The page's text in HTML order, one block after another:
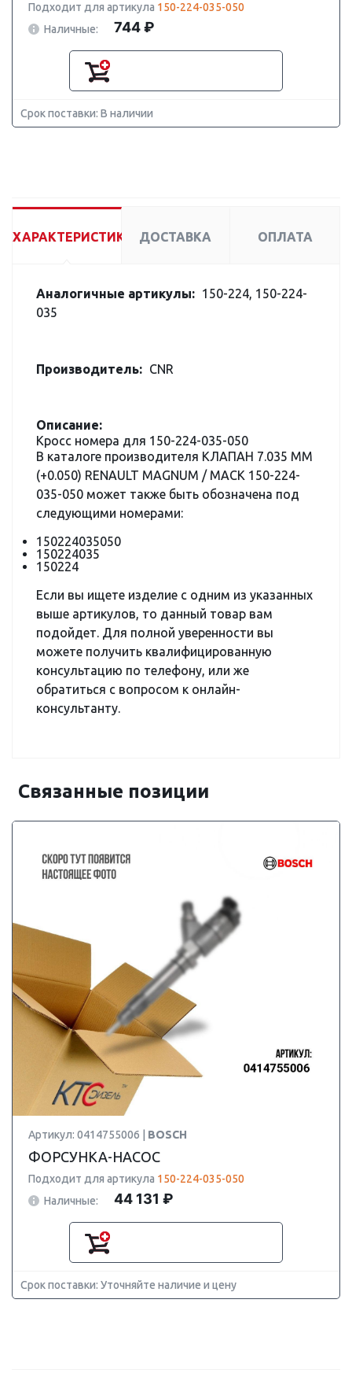
Подходит для артикула 150-224-035-050
Наличные:
744 ₽
Срок поставки: В наличии
ХАРАКТЕРИСТИКИ ДОСТАВКА ОПЛАТА
Аналогичные артикулы: 150-224, 150-224-
035
Производитель: CNR
Описание:
Кросс номера для 150-224-035-050
В каталоге производителя КЛАПАН 7.035 ММ
(+0.050) RENAULT MAGNUM / MACK 150-224-
035-050 может также быть обозначена под
следующими номерами:
150224035050
150224035
150224
Если вы ищете изделие с одним из указанных
выше артикулов, то данный товар вам
подойдет. Для полной уверенности вы
можете получить квалифицированную
консультацию по телефону, или же
обратиться с вопросом к онлайн-
консультанту.
Связанные позиции
Артикул: 0414755006 | BOSCH
ФОРСУНКА-НАСОС
Подходит для артикула 150-224-035-050
Наличные:
44 131 ₽
Срок поставки: Уточняйте наличие и цену